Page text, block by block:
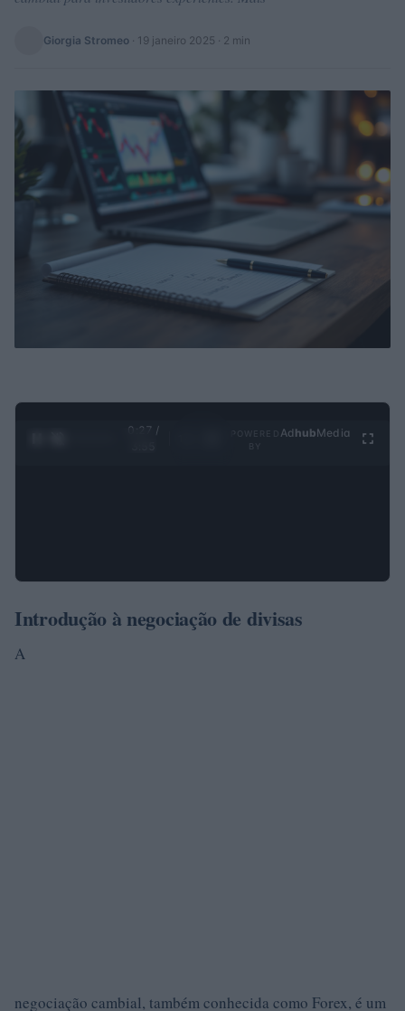
Giorgia Stromeo · 19 janeiro 2025 · 2 min
0:28 /
Ad hubMedia
Introdução à negociação de divisas
A
negociação cambial, também conhecida como Forex, é um